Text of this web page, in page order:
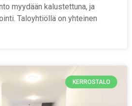
myydään kalustettuna, ja
Taloyhtiöllä on yhteinen
KERROSTALO